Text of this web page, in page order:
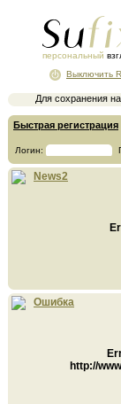
персональный
Для сохранения
Выключить
Быстрая регистрация
Логин:
News2
Ошибка
http://